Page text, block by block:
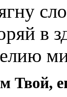
в
Твой,